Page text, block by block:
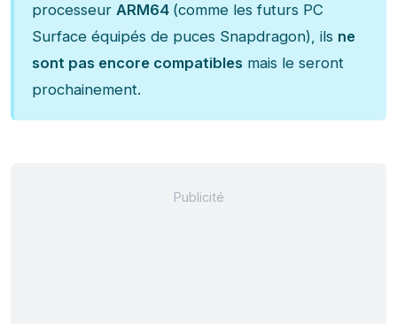
processeur ARM64 (comme les futurs PC
Surface équipés de puces Snapdragon), ils ne
sont pas encore compatibles mais le seront
prochainement.